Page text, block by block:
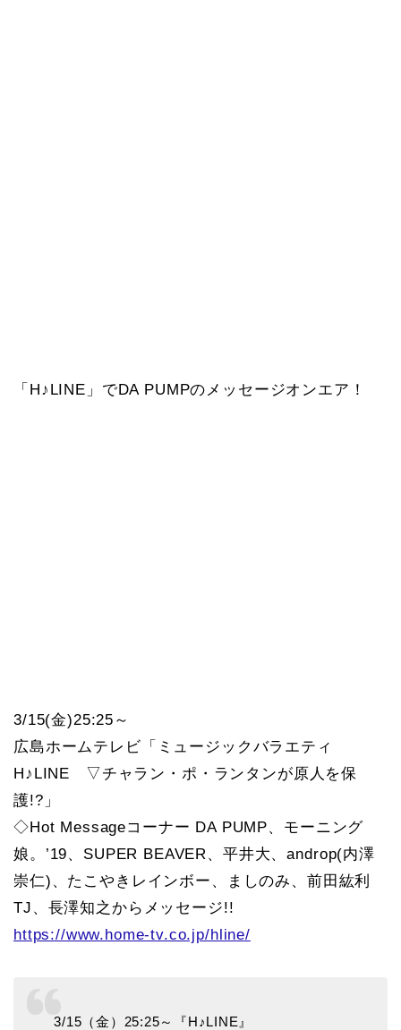
「H♪LINE」でDA PUMPのメッセージオンエア！
3/15(金)25:25～
広島ホームテレビ「ミュージックバラエティ
H♪LINE ▽チャラン・ポ・ランタンが原人を保
護!?」
◇Hot Messageコーナー DA PUMP、モーニング
娘。’19、SUPER BEAVER、平井大、androp(内澤
崇仁)、たこやきレインボー、ましのみ、前田紘利
TJ、長澤知之からメッセージ!!
https://www.home-tv.co.jp/hline/
3/15（金）25:25～『H♪LINE』